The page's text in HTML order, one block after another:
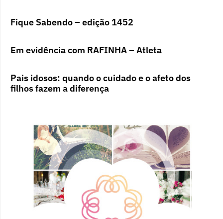
Fique Sabendo – edição 1452
Em evidência com RAFINHA – Atleta
Pais idosos: quando o cuidado e o afeto dos
filhos fazem a diferença